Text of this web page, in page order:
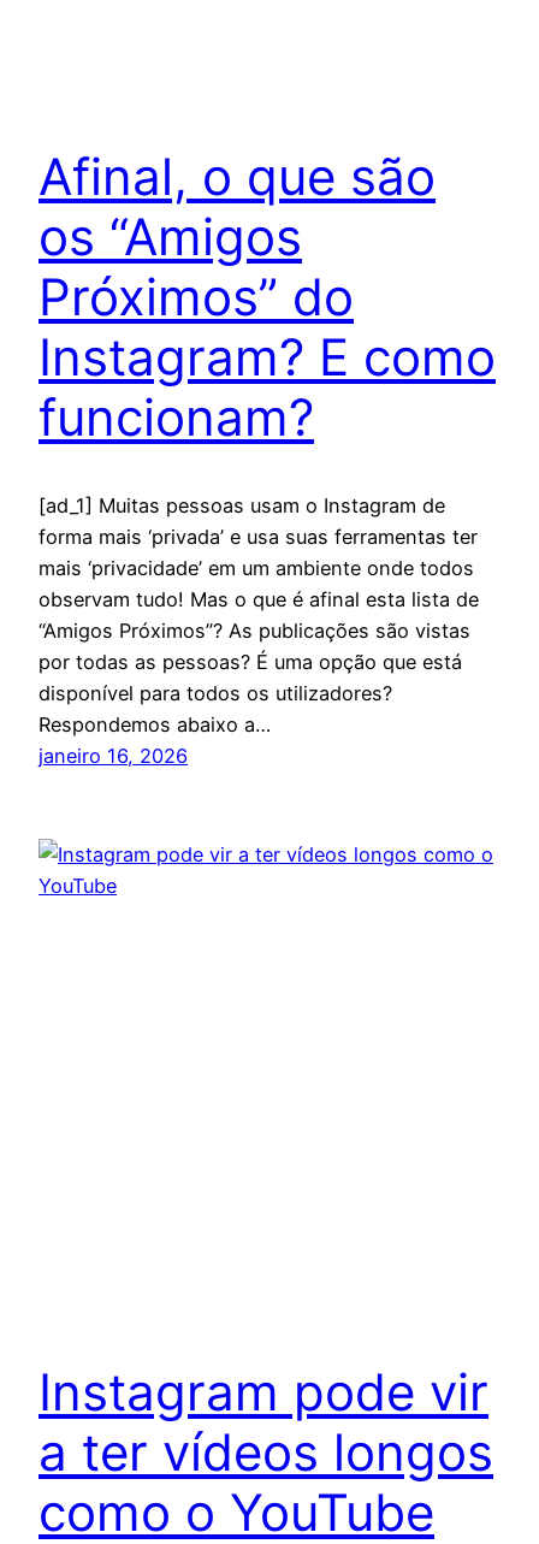
Afinal, o que são
os “Amigos
Próximos” do
Instagram? E como
funcionam?
[ad_1] Muitas pessoas usam o Instagram de
forma mais ‘privada’ e usa suas ferramentas ter
mais ‘privacidade’ em um ambiente onde todos
observam tudo! Mas o que é afinal esta lista de
“Amigos Próximos”? As publicações são vistas
por todas as pessoas? É uma opção que está
disponível para todos os utilizadores?
Respondemos abaixo a…
janeiro 16, 2026
Instagram pode vir
a ter vídeos longos
como o YouTube